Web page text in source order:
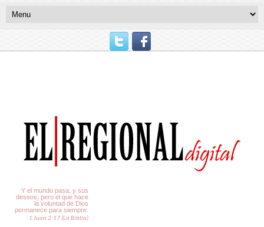
Y el mundo pasa, y sus
deseos; pero el que hace
la voluntad de Dios
permanece para siempre.
1 Juan 2:17 (La Biblia)